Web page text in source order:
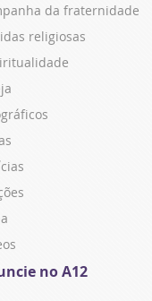
da fraternidade
religiosas
no A12